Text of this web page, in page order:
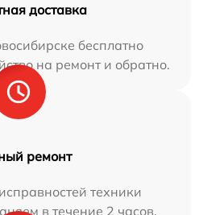
доставка
бесплатно
на ремонт и обратно.
ремонт
техники
в течение 2 часов.